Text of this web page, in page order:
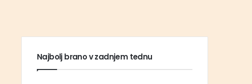
Najbolj brano v zadnjem tednu